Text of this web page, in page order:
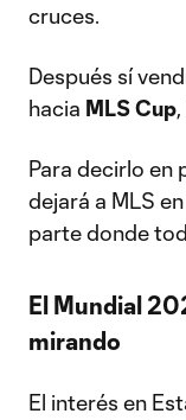
cruces.
Después sí
hacia MLS Cup
Para decirlo en
dejará a MLS
parte donde
El Mundial
mirando
El interés en